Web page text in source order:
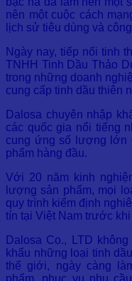
nên một cuộc cách
lịch sử tiêu dùng và
Ngày nay, tiếp nối tinh
TNHH Tinh Dầu Thảo
trong những doanh
cung cấp tinh dầu thiên
Dalosa chuyên nhập
các quốc gia nổi tiếng
cung ứng số lượng lớn
phẩm hàng đầu.
Với 20 năm kinh
lượng sản phẩm, mọi
quy trình kiểm định
tín tại Việt Nam trước
Dalosa Co., LTD
khẩu những loại tinh
thế giới, ngày càng